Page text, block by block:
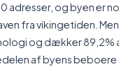
adresser, og byen er
fra vikingetiden.
og dækker 89,2%
af byens